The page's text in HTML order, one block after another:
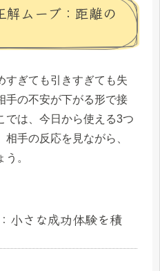
ムーブ：距離の
すぎても引きすぎても失
手の不安が下がる形で接
では、今日から使える3つ
手の反応を見ながら、
。
小さな成功体験を積